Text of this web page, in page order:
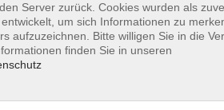
Server zurück. Cookies wurden als
um sich Informationen zu
aufzuzeichnen. Bitte willigen Sie in die
finden Sie in unseren